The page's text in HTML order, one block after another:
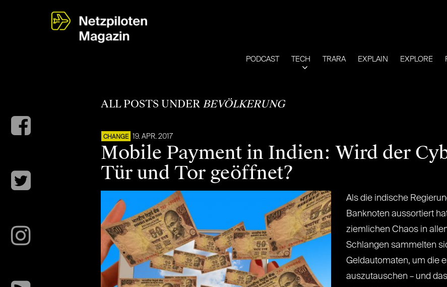
PODCAST TECH TRARA EXPLAIN EXPLORE
ALL POSTS UNDER BEVÖLKERUNG
CHANGE 19. APR. 2017
Mobile Payment in Indien: Wird der
Tür und Tor geöffnet?
Als die indische
Banknoten aussortiert
ziemlichen Chaos in
Schlangen sammelten
Geldautomaten, um die
auszutauschen – und